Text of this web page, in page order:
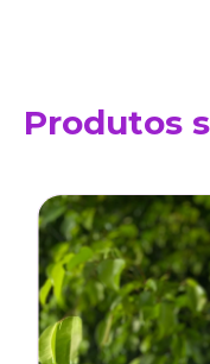
Produtos